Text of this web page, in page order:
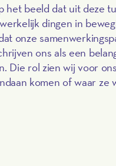
beeld dat uit deze
dingen in
onze
ons als een
Die rol zien wij voor
komen of waar